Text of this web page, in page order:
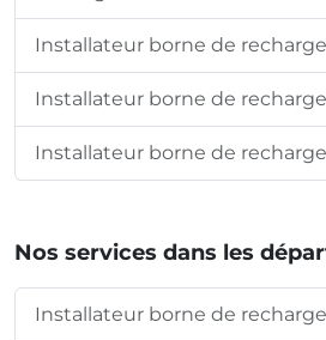
Installateur borne de
Installateur borne de
Installateur borne de
Nos services dans les
Installateur borne de